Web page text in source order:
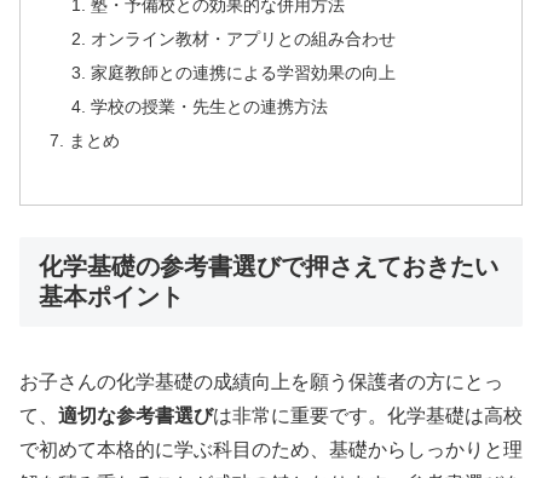
塾・予備校との効果的な併用方法
オンライン教材・アプリとの組み合わせ
家庭教師との連携による学習効果の向上
学校の授業・先生との連携方法
まとめ
化学基礎の参考書選びで押さえておきたい
基本ポイント
お子さんの化学基礎の成績向上を願う保護者の方にとっ
て、 適切な参考書選びは非常に重要です。化学基礎は高校
で初めて本格的に学ぶ科目のため、基礎からしっかりと理